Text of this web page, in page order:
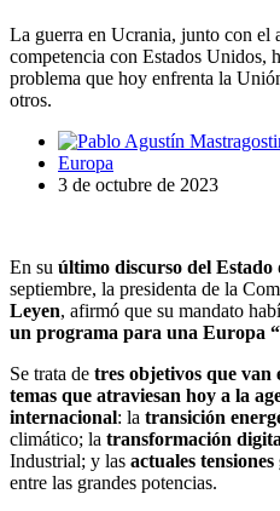
La guerra en Ucrania, junto con el
competencia con Estados Unidos,
problema que hoy enfrenta la
otros.
Europa
3 de octubre de 2023
En su último discurso del Estado
septiembre, la presidenta de la
Leyen, afirmó que su mandato
un programa para una Europa “
Se trata de tres objetivos que van
temas que atraviesan hoy a la
internacional: la transición
climático; la transformación
Industrial; y las actuales
entre las grandes potencias.